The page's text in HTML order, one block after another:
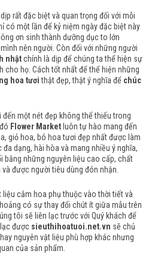
rất đặc biệt và quan trọng đối với mỗi
có một lần để kỷ niệm ngày đặc biệt này
ơn sinh thành dưỡng dục to lớn
nên người. Còn đối với những người
nhậtchính là dịp để chúng ta thể hiện sự
cho họ. Cách tốt nhất để thể hiện những
hoa tươithật đẹp, thật ý nghĩa để chúc
một nét đẹp không thể thiếu trong
Flower Market luôn tự hào mang đến
giỏ hoa, bó hoa tươi đẹp nhất được làm
dạng, hài hòa và mang nhiều ý nghĩa,
bằng những nguyên liệu cao cấp, chất
được người tiêu dùng đón nhận.
cắm hoa phụ thuộc vào thời tiết và
có sự thay đổi chút ít giữa mẫu trên
tôi sẽ liên lạc trước với Quý khách để
được sieuthihoatuoi.net.vn sẽ chủ
nguyên vật liệu phù hợp khác nhưng
của sản phẩm.